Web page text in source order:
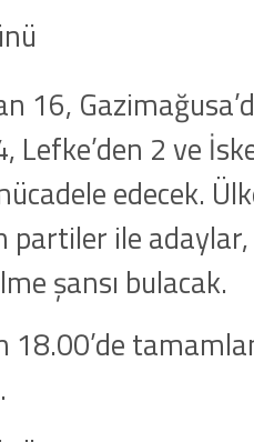
16,
Lefke’den 2 ve
edecek.
partiler ile
şansı bulacak.